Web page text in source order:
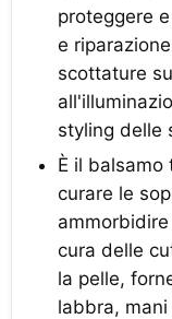
proteggere
e
scottature
styling delle
È il
curare le
cura delle
la pelle,
labbra, mani